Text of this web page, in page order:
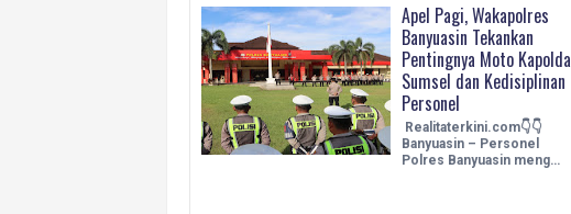
Apel Pagi, Wakapolres
Banyuasin Tekankan
Pentingnya Moto Kapolda
Sumsel dan Kedisiplinan
Personel
Realitaterkini.com👇👇
Banyuasin – Personel
Polres Banyuasin meng…